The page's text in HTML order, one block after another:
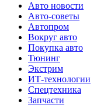
Авто новости
Авто-советы
Автопром
Вокруг авто
Покупка авто
Тюнинг
Экстрим
ИТ-технологии
Спецтехника
Запчасти